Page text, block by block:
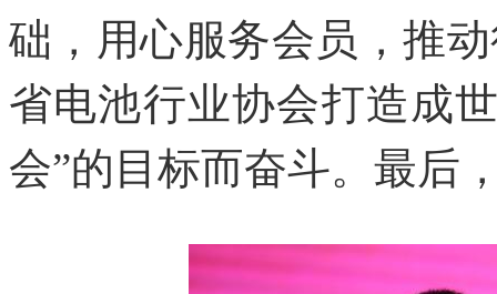
础，用心服务会员，推
省电池行业协会打造成
会”的目标而奋斗。最后